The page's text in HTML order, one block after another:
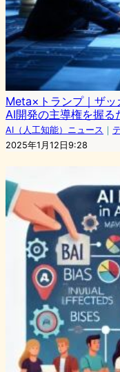
Meta×トランプ｜ザッ
AI開発の主導権を握る
AI（人工知能）ニュース ｜
2025年1月12日9:28